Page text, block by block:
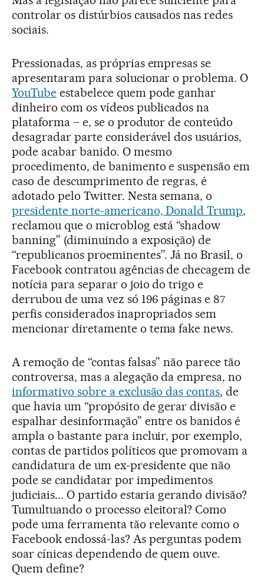
controlar os distúrbios causados nas redes
sociais.
Pressionadas, as próprias empresas se
apresentaram para solucionar o problema. O
YouTubeestabelece quem pode ganhar
dinheiro com os vídeos publicados na
plataforma – e, se o produtor de conteúdo
desagradar parte considerável dos usuários,
pode acabar banido. O mesmo
procedimento, de banimento e suspensão em
caso de descumprimento de regras, é
adotado pelo Twitter. Nesta semana, o
presidente norte-americano, Donald Trump,
reclamou que o microblog está “shadow
banning” (diminuindo a exposição) de
“republicanos proeminentes”. Já no Brasil, o
Facebook contratou agências de checagem de
notícia para separar o joio do trigo e
derrubou de uma vez só 196 páginas e 87
perfis considerados inapropriados sem
mencionar diretamente o tema fake news.
A remoção de “contas falsas” não parece tão
controversa, mas a alegação da empresa, no
informativo sobre a exclusão das contas, de
que havia um “propósito de gerar divisão e
espalhar desinformação” entre os banidos é
ampla o bastante para incluir, por exemplo,
contas de partidos políticos que promovam a
candidatura de um ex-presidente que não
pode se candidatar por impedimentos
judiciais... O partido estaria gerando divisão?
Tumultuando o processo eleitoral? Como
pode uma ferramenta tão relevante como o
Facebook endossá-las? As perguntas podem
soar cínicas dependendo de quem ouve.
Quem define?